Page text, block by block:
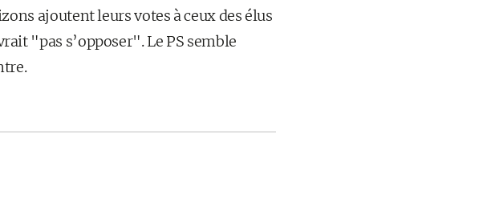
ajoutent leurs votes à ceux des élus
"pas s’opposer". Le PS semble